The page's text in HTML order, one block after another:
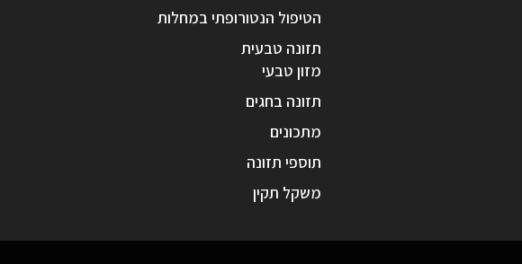
הטיפול הנטורופתי במחלות
תזונה טבעית
מזון טבעי
תזונה בחגים
מתכונים
תוספי תזונה
משקל תקין